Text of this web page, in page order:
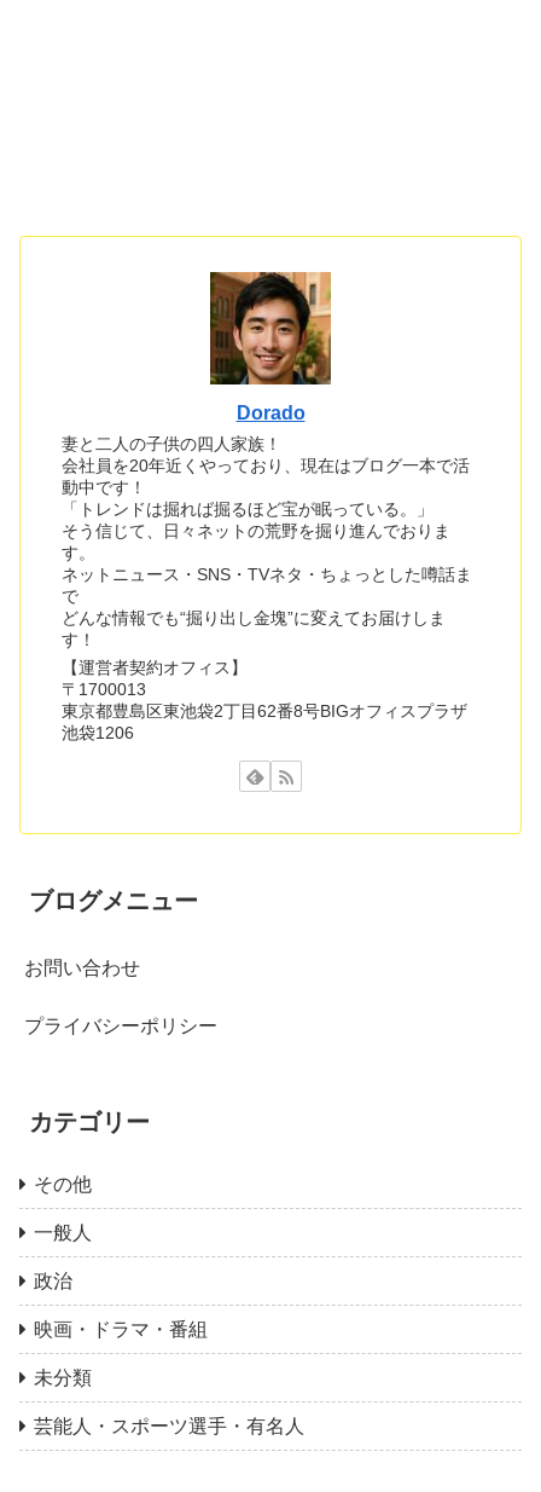
Dorado
妻と二人の子供の四人家族！
会社員を20年近くやっており、現在はブログ一本で活
動中です！
「トレンドは掘れば掘るほど宝が眠っている。」
そう信じて、日々ネットの荒野を掘り進んでおりま
す。
ネットニュース・SNS・TVネタ・ちょっとした噂話ま
で
どんな情報でも“掘り出し金塊”に変えてお届けしま
す！
【運営者契約オフィス】
〒1700013
東京都豊島区東池袋2丁目62番8号BIGオフィスプラザ
池袋1206
ブログメニュー
お問い合わせ
プライバシーポリシー
カテゴリー
その他
一般人
政治
映画・ドラマ・番組
未分類
芸能人・スポーツ選手・有名人